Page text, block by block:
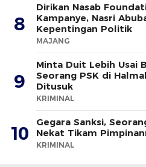
8
Dirikan Nasab
Kampanye, Nasri
Kepentingan Politik
MAJANG
9
Minta Duit Lebih Usai
Seorang PSK di
Ditusuk
KRIMINAL
10
Gegara Sanksi,
Nekat Tikam
KRIMINAL